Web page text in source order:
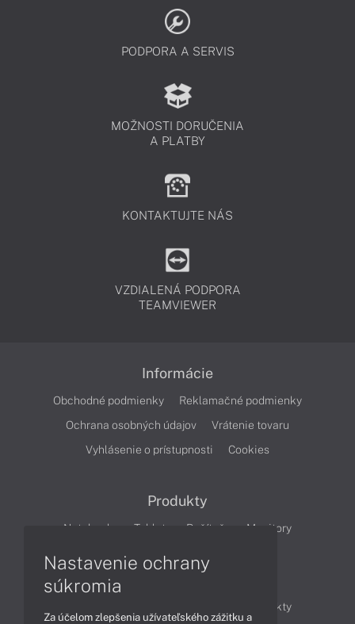
PODPORA A SERVIS
MOŽNOSTI DORUČENIA
A PLATBY
KONTAKTUJTE NÁS
VZDIALENÁ PODPORA
TEAMVIEWER
Informácie
Obchodné podmienky
Reklamačné podmienky
Ochrana osobných údajov
Vrátenie tovaru
Vyhlásenie o prístupnosti
Cookies
Produkty
Notebooky Tablety Počítače Monitory
Produkty
Nastavenie ochrany
súkromia
Za účelom zlepšenia užívateľského zážitku a